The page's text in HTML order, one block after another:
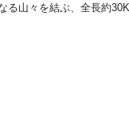
る山々を結ぶ、全長約